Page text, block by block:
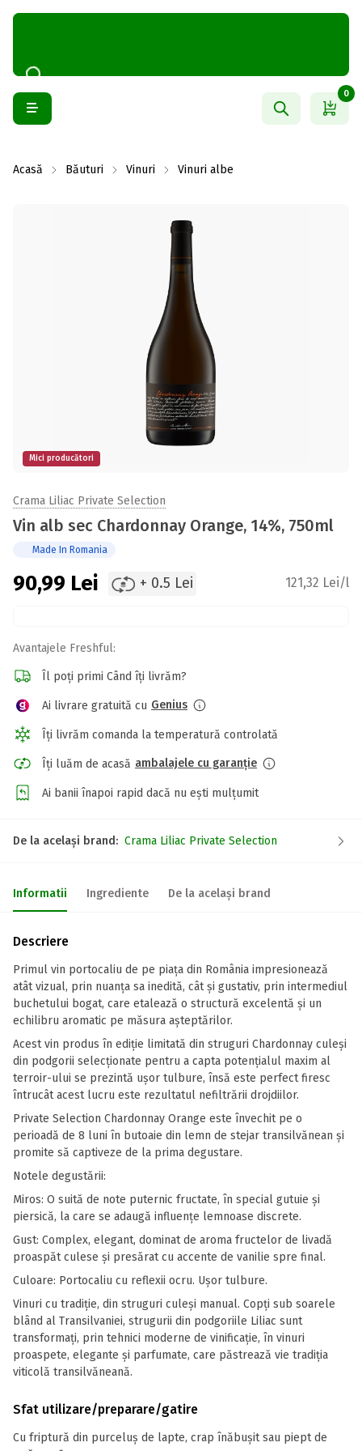
0
Acasă Băuturi Vinuri Vinuri albe
Mici producători
Crama Liliac Private Selection
Vin alb sec Chardonnay Orange, 14%, 750ml
Made In Romania
90,99 Lei + 0.5 Lei 121,32 Lei/l
Avantajele Freshful:
Îl poți primi Când îți livrăm?
Ai livrare gratuită cu Genius
Îți livrăm comanda la temperatură controlată
Îți luăm de acasă ambalajele cu garanție
Ai banii înapoi rapid dacă nu ești mulțumit
De la același brand: Crama Liliac Private Selection
Informatii Ingrediente De la același brand
Descriere
Primul vin portocaliu de pe piața din România impresionează
atât vizual, prin nuanţa sa inedită, cât şi gustativ, prin intermediul
buchetului bogat, care etalează o structură excelentă şi un
echilibru aromatic pe măsura aşteptărilor.
Acest vin produs în ediţie limitată din struguri Chardonnay culeşi
din podgorii selecţionate pentru a capta potenţialul maxim al
terroir-ului se prezintă uşor tulbure, însă este perfect firesc
întrucât acest lucru este rezultatul nefiltrării drojdiilor.
Private Selection Chardonnay Orange este învechit pe o
perioadă de 8 luni în butoaie din lemn de stejar transilvănean şi
promite să captiveze de la prima degustare.
Notele degustării:
Miros: O suită de note puternic fructate, în special gutuie şi
piersică, la care se adaugă influenţe lemnoase discrete.
Gust: Complex, elegant, dominat de aroma fructelor de livadă
proaspăt culese şi presărat cu accente de vanilie spre final.
Culoare: Portocaliu cu reflexii ocru. Uşor tulbure.
Vinuri cu tradiție, din struguri culeși manual. Copți sub soarele
blând al Transilvaniei, strugurii din podgoriile Liliac sunt
transformați, prin tehnici moderne de vinificație, în vinuri
proaspete, elegante și parfumate, care păstrează vie tradiția
viticolă transilvăneană.
Sfat utilizare/preparare/gatire
Cu friptură din purceluș de lapte, crap înăbușit sau piept de